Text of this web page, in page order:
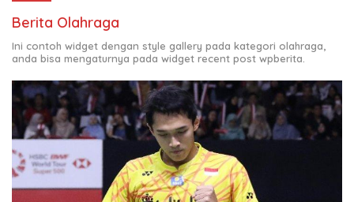
Berita Olahraga
Ini contoh widget dengan style gallery pada kategori olahraga,
anda bisa mengaturnya pada widget recent post wpberita.